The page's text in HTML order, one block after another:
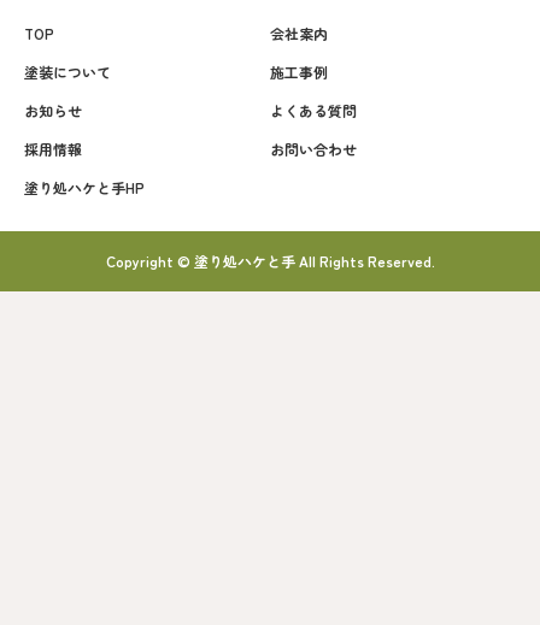
TOP
会社案内
塗装について
施工事例
お知らせ
よくある質問
採用情報
お問い合わせ
塗り処ハケと手HP
Copyright © 塗り処ハケと手 All Rights Reserved.